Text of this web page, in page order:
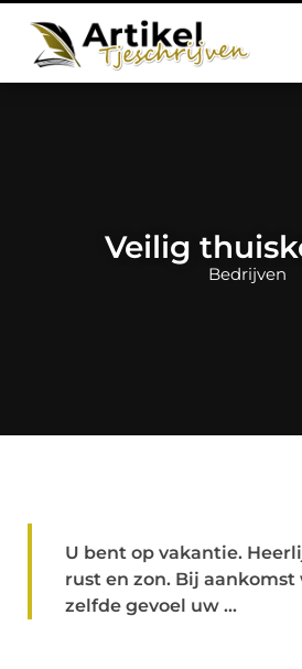
Veilig
Bedrijven
U bent op vakantie.
rust en zon. Bij
zelfde gevoel uw ...